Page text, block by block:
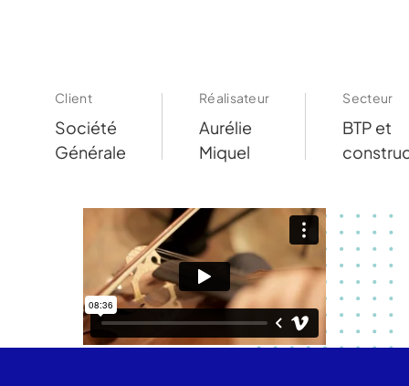
Client
Société
Générale
Réalisateur
Aurélie
Miquel
Secteur
BTP et